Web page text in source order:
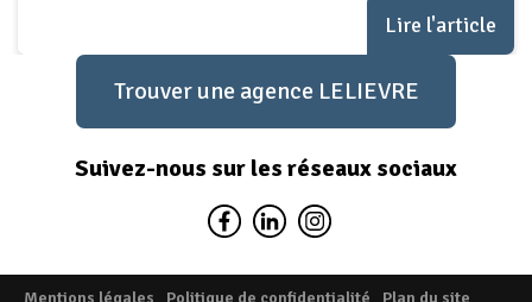
Lire l'article
Trouver une agence LELIEVRE
Suivez-nous sur les réseaux sociaux
Mentions légales Politique de confidentialité Plan du site